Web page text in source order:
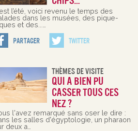
l’été, voici revenu le temps des
dans les musées, des pique-
et des...…
Partager Twitter
Thèmes De Visite
Qui a bien pu
casser tous ces
nez ?
l'avez remarqué sans oser le dire :
les salles d'égyptologie, un pharaon
deux a…